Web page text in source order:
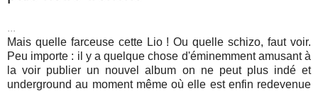
...
Mais quelle farceuse cette Lio ! Ou quelle schizo, faut voir.
Peu importe : il y a quelque chose d'éminemment amusant à
la voir publier un nouvel album on ne peut plus indé et
underground au moment même où elle est enfin redevenue